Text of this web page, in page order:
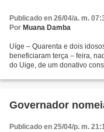
Publicado en 26/04/a. m.
Por Muana Damba
Uíge – Quarenta e dois
beneficiaram terça – feira,
do Uige, de um donativo
Governador
Publicado en 25/04/p. m.